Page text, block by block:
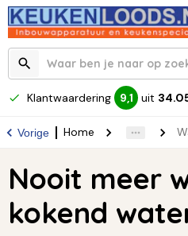
Klantwaardering 9,1 uit
Vorige Home
Nooit meer
kokend